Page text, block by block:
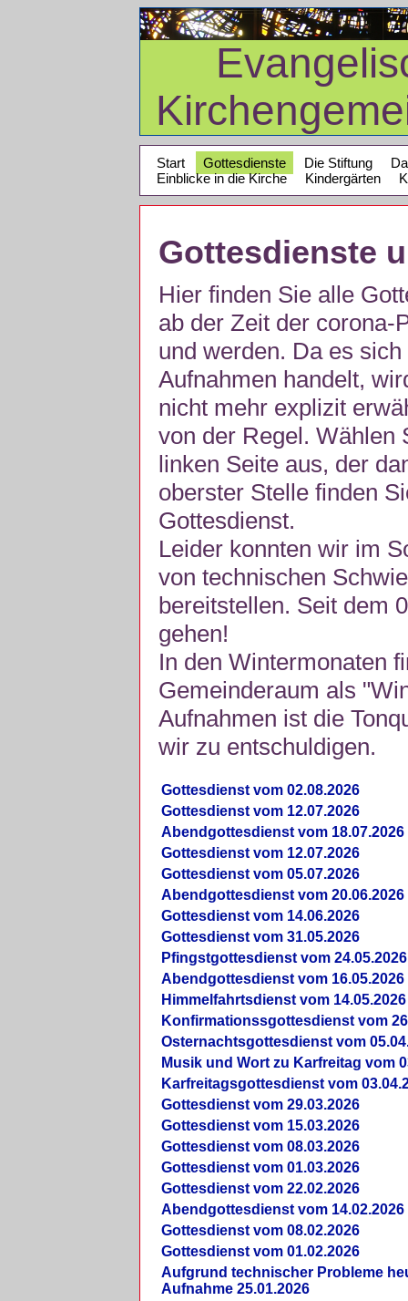
Start Gottesdienste Die Stiftung
Einblicke in die Kirche
Kindergärten
Gottesdienste
Hier finden Sie alle
ab der Zeit der corona-
und werden. Da es
Aufnahmen handelt,
nicht mehr explizit
von der Regel. Wählen
linken Seite aus, der
oberster Stelle finden
Gottesdienst.
Leider konnten wir im
von technischen
bereitstellen. Seit dem
gehen!
In den Wintermonaten
Gemeinderaum als
Aufnahmen ist die
wir zu entschuldigen.
Gottesdienst vom 02.08.2026
Gottesdienst vom 12.07.2026
Abendgottesdienst vom 18.07.2026
Gottesdienst vom 12.07.2026
Gottesdienst vom 05.07.2026
Abendgottesdienst vom 20.06.2026
Gottesdienst vom 14.06.2026
Gottesdienst vom 31.05.2026
Pfingstgottesdienst vom 24.05.2026
Abendgottesdienst vom 16.05.2026
Himmelfahrtsdienst vom 14.05.2026
Konfirmationssgottesdienst vom
Osternachtsgottesdienst vom
Musik und Wort zu Karfreitag vom
Karfreitagsgottesdienst vom
Gottesdienst vom 29.03.2026
Gottesdienst vom 15.03.2026
Gottesdienst vom 08.03.2026
Gottesdienst vom 01.03.2026
Gottesdienst vom 22.02.2026
Abendgottesdienst vom 14.02.2026
Gottesdienst vom 08.02.2026
Gottesdienst vom 01.02.2026
Aufgrund technischer Probleme
Aufnahme 25.01.2026